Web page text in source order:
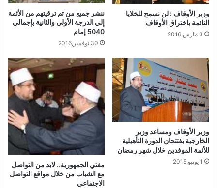
وزير الأوقاف : لن نسمح للخلايا
النائمة باختراق الأوقاف
3 مارس,2016
ننشر جميع من تم ترقيتهم من الأئمة
إلي الدرجة الأولي والثانية بإجمالي
5040 إمام
30 نوفمبر,2016
وزير الأوقاف ومساعد وزير
الخارجية بفتتحان الدورة التأهيلية
للأئمة الموفدين خلال شهر رمضان
1 يونيو,2015
مفتي الجمهورية.. لابد من التواصل
مع الشباب من خلال مواقع التواصل
الاجتماعي